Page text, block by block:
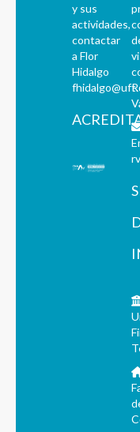
y sus
actividades,
contactar
a Flor
Hidalgo